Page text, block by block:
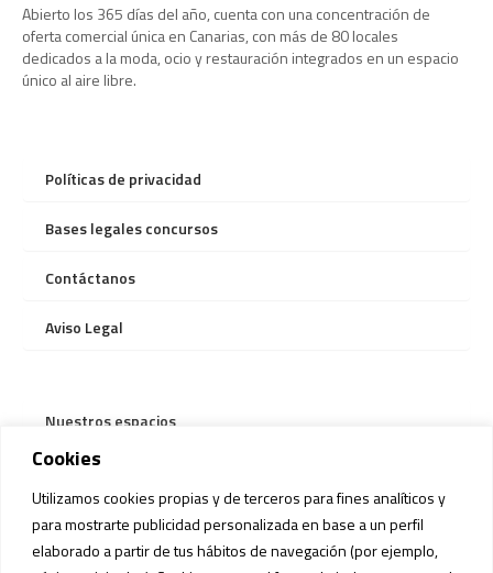
Cookies
Utilizamos cookies propias y de terceros para fines analíticos y
para mostrarte publicidad personalizada en base a un perfil
elaborado a partir de tus hábitos de navegación (por ejemplo,
Abierto los 365 días del año, cuenta con una concentración de
oferta comercial única en Canarias, con más de 80 locales
dedicados a la moda, ocio y restauración integrados en un espacio
único al aire libre.
Políticas de privacidad
Bases legales concursos
Contáctanos
Aviso Legal
Nuestros espacios
Servicios
Información bus gratuito